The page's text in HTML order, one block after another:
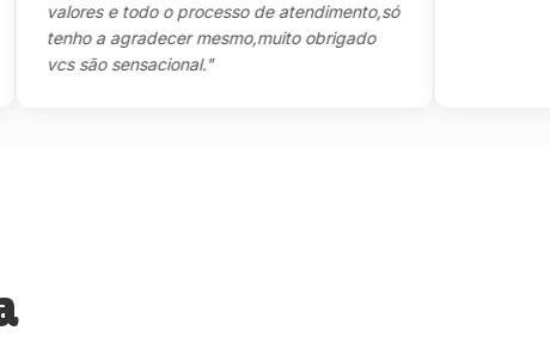
valores e todo o processo de atendimento,só
tenho a agradecer mesmo,muito obrigado
vcs são sensacional."